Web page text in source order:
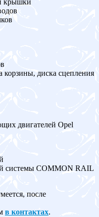
крышки
корзины, диска сцепления
двигателей Opel
системы COMMON RAIL
после
в контактах.